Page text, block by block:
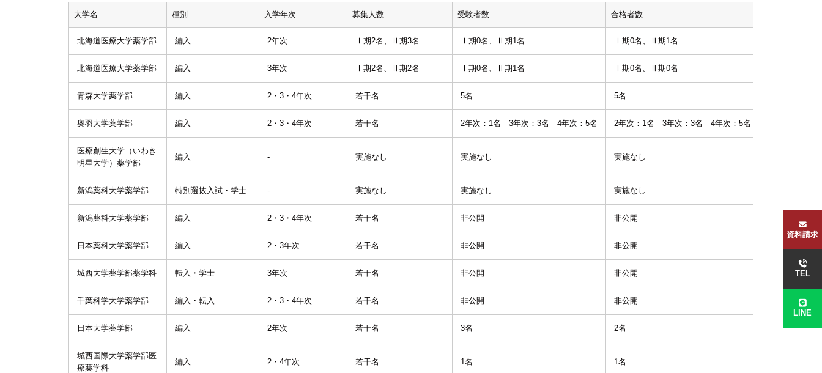
大学名 種別 入学年次 募集人数 受験者数 合格者数
北海道医療大学薬学部 編入 2年次 Ⅰ期2名、Ⅱ期3名 Ⅰ期0名、Ⅱ期1名 Ⅰ期0名、Ⅱ期1名
北海道医療大学薬学部 編入 3年次 Ⅰ期2名、Ⅱ期2名 Ⅰ期0名、Ⅱ期1名 Ⅰ期0名、Ⅱ期0名
青森大学薬学部 編入 2・3・4年次 若干名 5名 5名
奥羽大学薬学部 編入 2・3・4年次 若干名 2年次：1名 3年次：3名 4年次：5名 2年次：1名 3年次：3名 4年次：5名
医療創生大学（いわき
明星大学）薬学部
編入 実施なし 実施なし 実施なし
新潟薬科大学薬学部 特別選抜入試・学士 実施なし 実施なし 実施なし
新潟薬科大学薬学部 編入 2・3・4年次 若干名 非公開 非公開
日本薬科大学薬学部 編入 2・3年次 若干名 非公開 非公開
城西大学薬学部薬学科 転入・学士 3年次 若干名 非公開 非公開
千葉科学大学薬学部 編入・転入 2・3・4年次 若干名 非公開 非公開
日本大学薬学部 編入 2年次 若干名 3名 2名
城西国際大学薬学部医
療薬学科
編入 2・4年次 若干名 1名 1名
資料請求
TEL
LINE